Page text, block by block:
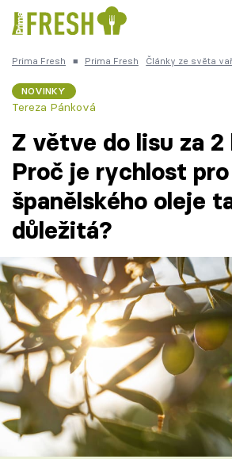
Česká kuchyně
Témata
Recepty
Články
TV Program
Škola vaření
Recepty z TV
Speciál: Cuketa
Prima Fresh ■ Prima Fresh Články ze světa
NOVINKY
Tereza Pánková
Z větve do lisu za 2
Proč je rychlost
španělského oleje
důležitá?